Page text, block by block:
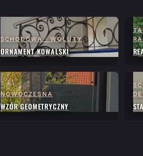
SCHODOWA · WOLUTY
ORNAMENT KOWALSKI
NOWOCZESNA
WZÓR GEOMETRYCZNY